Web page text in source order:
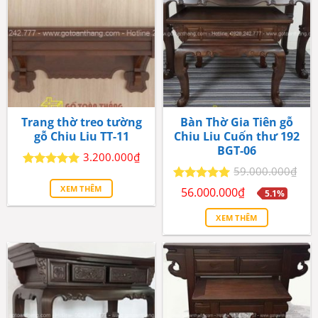
Trang thờ treo tường
gỗ Chiu Liu TT-11
5
3.200.000₫
XEM THÊM
Bàn Thờ Gia Tiên gỗ
Chiu Liu Cuốn thư 192
BGT-06
Được xếp
hạng55
59.000.000₫
Giá
gốc
59.000.000₫.
56.000.000₫Giá
hiện
tại
là:
56.000.000₫.
5.1%
XEM THÊM